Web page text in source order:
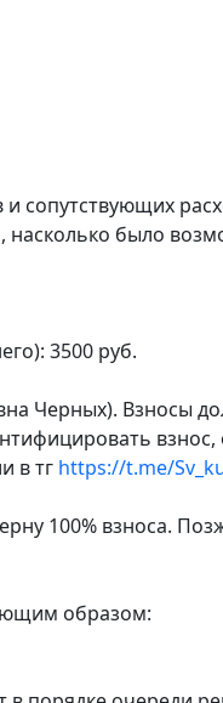
сопутствующих
было
3500 руб.
Черных).
в тг https://t.me/
100% взноса.
образом: